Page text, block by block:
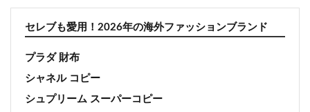
セレブも愛用！2026年の海外ファッションブランド
プラダ 財布
シャネル コピー
シュプリーム スーパーコピー